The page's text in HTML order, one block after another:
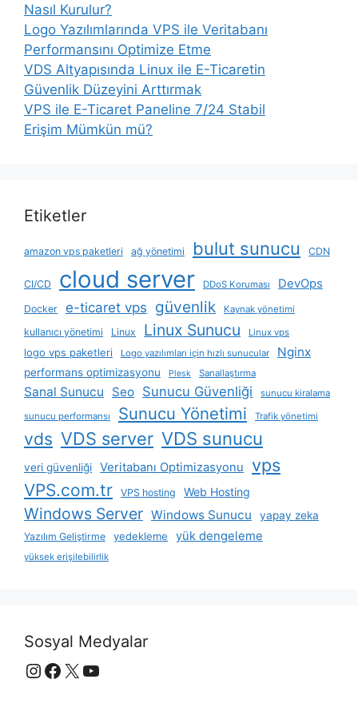
Nasıl Kurulur?
Logo Yazılımlarında VPS ile Veritabanı
Performansını Optimize Etme
VDS Altyapısında Linux ile E-Ticaretin
Güvenlik Düzeyini Arttırmak
VPS ile E-Ticaret Paneline 7/24 Stabil
Erişim Mümkün mü?
Etiketler
amazon vps paketleri ağ yönetimi bulut sunucu CDN
CI/CD cloud server DDoS Koruması DevOps
Docker e-ticaret vps güvenlik Kaynak yönetimi
kullanıcı yönetimi Linux Linux Sunucu Linux vps
logo vps paketleri Logo yazılımları için hızlı sunucular Nginx
performans optimizasyonu Plesk Sanallaştırma
Sanal Sunucu Seo Sunucu Güvenliği sunucu kiralama
sunucu performansı Sunucu Yönetimi Trafik yönetimi
vds VDS server VDS sunucu
veri güvenliği Veritabanı Optimizasyonu vps
VPS.com.tr VPS hosting Web Hosting
Windows Server Windows Sunucu yapay zeka
Yazılım Geliştirme yedekleme yük dengeleme
yüksek erişilebilirlik
Sosyal Medyalar
Instagram Facebook X YouTube